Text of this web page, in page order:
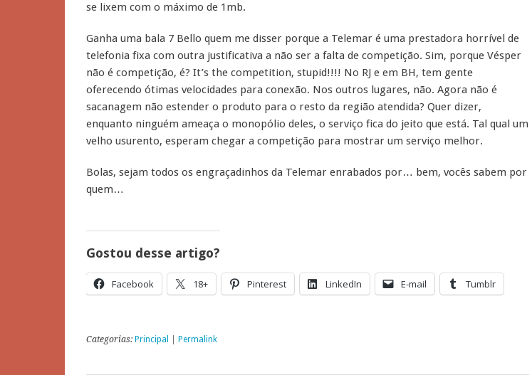
se lixem com o máximo de 1mb.
Ganha uma bala 7 Bello quem me disser porque a Telemar é uma prestadora horrível de
telefonia fixa com outra justificativa a não ser a falta de competição. Sim, porque Vésper
não é competição, é? It’s the competition, stupid!!!! No RJ e em BH, tem gente
oferecendo ótimas velocidades para conexão. Nos outros lugares, não. Agora não é
sacanagem não estender o produto para o resto da região atendida? Quer dizer,
enquanto ninguém ameaça o monopólio deles, o serviço fica do jeito que está. Tal qual um
velho usurento, esperam chegar a competição para mostrar um serviço melhor.
Bolas, sejam todos os engraçadinhos da Telemar enrabados por… bem, vocês sabem por
quem…
Gostou desse artigo?
Facebook 18+ Pinterest LinkedIn E-mail Tumblr
Categorias: Principal Permalink